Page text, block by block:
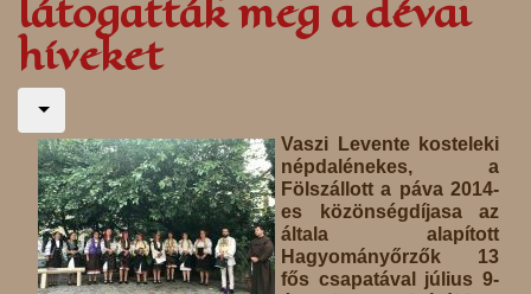
látogatták meg a dévai
híveket
Vaszi Levente kosteleki
népdalénekes, a
Fölszállott a páva 2014-
es közönségdíjasa az
általa alapított
Hagyományőrzők 13
fős csapatával július 9-